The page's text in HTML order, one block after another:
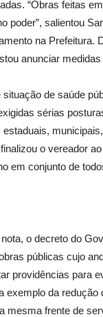
“Obras feitas
poder”, salientou
na Prefeitura.
anunciar
situação de saúde
sérias
o vereador
em conjunto de
o decreto do
públicas cujo
providências para
exemplo da redução
mesma frente de